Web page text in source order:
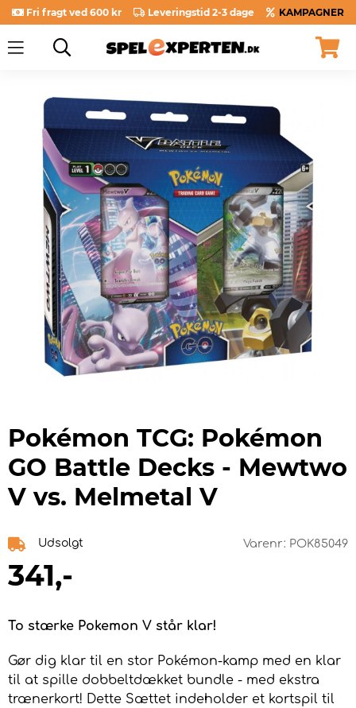
Fri fragt ved 600 kr Leveringstid 2-3 dage KAMPAGNER
Pokémon TCG: Pokémon
GO Battle Decks - Mewtwo
V vs. Melmetal V
Udsolgt Varenr: POK85049
341,-
To stærke Pokemon V står klar!
Gør dig klar til en stor Pokémon-kamp med en klar
til at spille dobbeltdækket bundle - med ekstra
trænerkort! Dette Sættet indeholder et kortspil til